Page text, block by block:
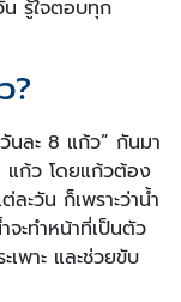
รู้ใจตอบทุก
?
นละ 8 แก้ว” กันมา
แก้ว โดยแก้วต้อง
ะวัน ก็เพราะว่าน้ำ
ะทำหน้าที่เป็นตัว
เพาะ และช่วยขับ